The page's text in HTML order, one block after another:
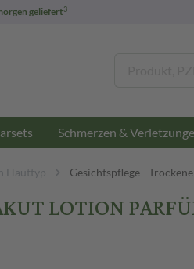
geliefert3
Schmerzen &
Hauttyp Gesichtspflege -
LOTION